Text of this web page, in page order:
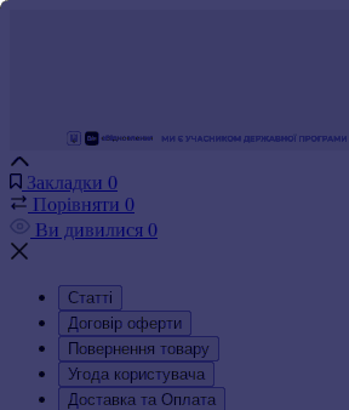
Закладки 0
Порівняти 0
Ви дивилися 0
Статті
Договір оферти
Повернення товару
Угода користувача
Доставка та Оплата